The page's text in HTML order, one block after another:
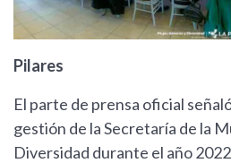
Pilares
El parte de prensa oficial
gestión de la Secretaría de la
Diversidad durante el año